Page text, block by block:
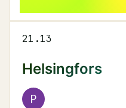
21.13
Helsingfors
P